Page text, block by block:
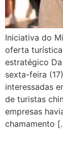
Iniciativa do
oferta
estratégico
sexta-feira
interessadas
de turistas
empresas
chamamento